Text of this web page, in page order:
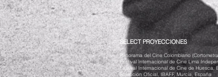
SELECT PROYECCIONES
Panorama del Cine Colombiano
Festival Internacional de Cine Lima
Festival Internacional de Cine de Huesca,
Selección Oficial, IBAFF, Murcia, España